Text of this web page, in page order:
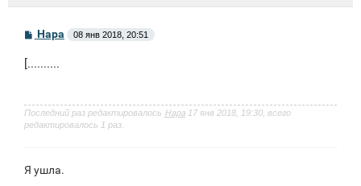
С
б
и
е
Нара 08 янв 2018, 20:51
[..........
Последний раз редактировалось Нара 17 янв 2018, 19:30, всего
редактировалось 1 раз.
Я ушла.